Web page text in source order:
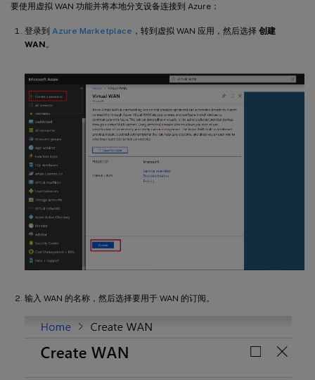
要使用虚拟 WAN 功能并将本地分支设备连接到 Azure：
登录到 Azure Marketplace ，转到虚拟 WAN 应用，然后选择 创建
WAN 。
输入 WAN 的名称，然后选择要用于 WAN 的订阅。